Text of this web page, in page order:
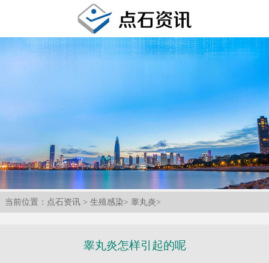
当前位置： 点石资讯 > 生殖感染> 睾丸炎>
睾丸炎怎样引起的呢